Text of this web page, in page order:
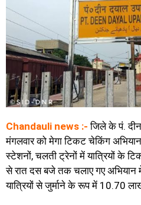
Chandauli news :- जिले के पं.
मंगलवार को मेगा टिकट चेकिंग
स्टेशनों, चलती ट्रेनों में यात्रियों के
से रात दस बजे तक चलाए गए
यात्रियों से जुर्माने के रूप में 10.70